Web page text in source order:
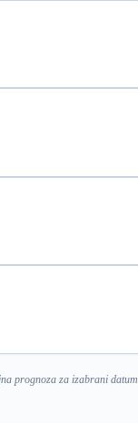
prognoza za izabrani datum